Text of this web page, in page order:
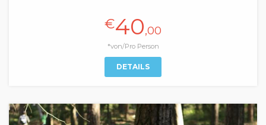
€40,00
*von/Pro Person
DETAILS